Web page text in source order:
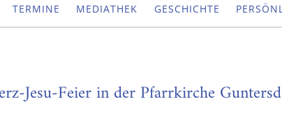
TERMINE MEDIATHEK GESCHICHTE
Jesu-Feier in der Pfarrkirche